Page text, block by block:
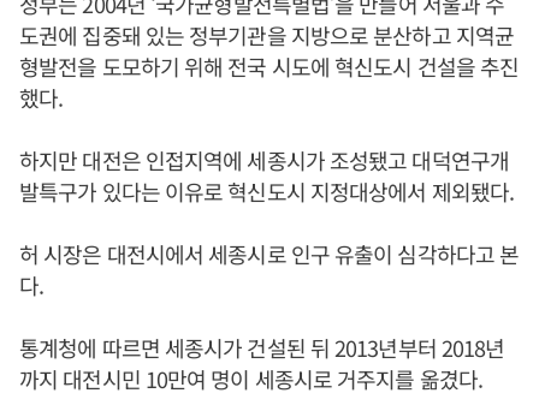
도권에 집중돼 있는 정부기관을 지방으로 분산하고 지역균
형발전을 도모하기 위해 전국 시도에 혁신도시 건설을 추진
했다.
하지만 대전은 인접지역에 세종시가 조성됐고 대덕연구개
발특구가 있다는 이유로 혁신도시 지정대상에서 제외됐다.
허 시장은 대전시에서 세종시로 인구 유출이 심각하다고 본
다.
통계청에 따르면 세종시가 건설된 뒤 2013년부터 2018년
까지 대전시민 10만여 명이 세종시로 거주지를 옮겼다.